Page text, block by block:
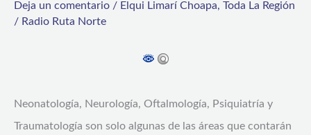
Deja un comentario / Elqui Limarí Choapa, Toda La Región
/ Radio Ruta Norte
Neonatología, Neurología, Oftalmología, Psiquiatría y
Traumatología son solo algunas de las áreas que contarán
la
Región